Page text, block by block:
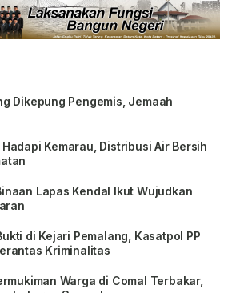
Dikepung Pengemis, Jemaah
Hadapi Kemarau, Distribusi Air Bersih
Lapas Kendal Ikut Wujudkan
di Kejari Pemalang, Kasatpol PP
Kriminalitas
Warga di Comal Terbakar,